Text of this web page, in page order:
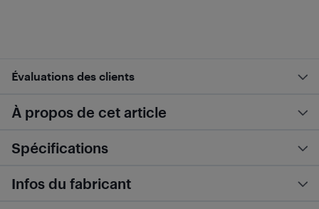
Évaluations des clients
À propos de cet article
Spécifications
Infos du fabricant